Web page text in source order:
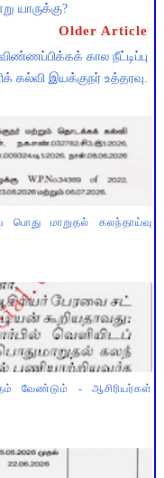
யாருக்கு?
Older Article
கால நீட்டிப்பு
கல்வி இயக்குநர் உத்தரவு.
பொது மாறுதல் கலந்தாய்வு
வேண்டும் - ஆசிரியர்கள்